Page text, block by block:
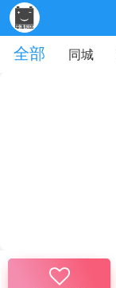
全部
同城